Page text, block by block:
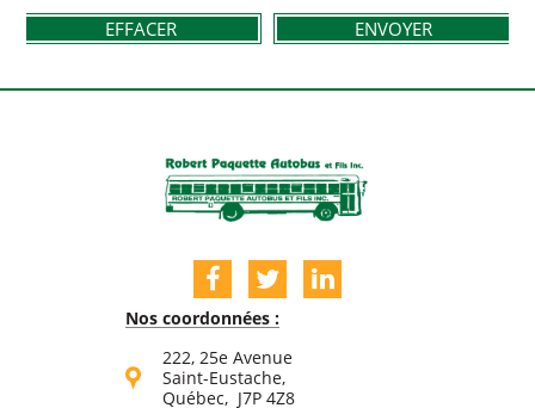
EFFACER ENVOYER
Nos coordonnées :
222, 25e Avenue
Saint-Eustache,
Québec, J7P 4Z8